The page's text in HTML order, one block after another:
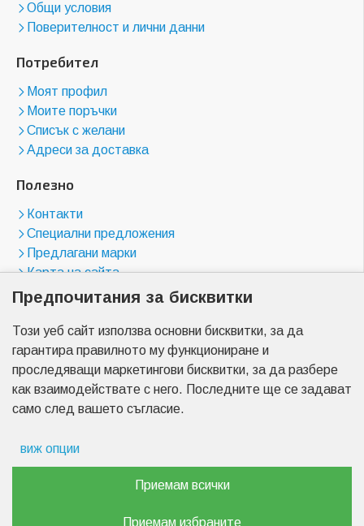
Общи условия
Поверителност и лични данни
Потребител
Моят профил
Моите поръчки
Списък с желани
Адреси за доставка
Полезно
Контакти
Специални предложения
Предлагани марки
Карта на сайта
Магазини
бул. "Цариградско шосе" 23
бул. "Менделеев" 17
бул. "Христо Ботев" 2
бул. "Пещерско шосе" 7
бул. "Найчо Цанов" 3
Всички права са запазени.
Предпочитания за бисквитки
Този уеб сайт използва основни бисквитки, за да
гарантира правилното му функциониране и
проследяващи маркетингови бисквитки, за да разбере
как взаимодействате с него. Последните ще се задават
само след вашето съгласие.
виж опции
Препочитания за реклами
Данни за потребление
Приемам всички
Приемам избраните